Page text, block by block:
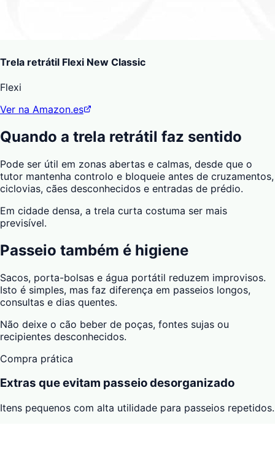
Trela retrátil Flexi New Classic
Flexi
Ver na Amazon.es
Quando a trela retrátil faz sentido
Pode ser útil em zonas abertas e calmas, desde que o
tutor mantenha controlo e bloqueie antes de cruzamentos,
ciclovias, cães desconhecidos e entradas de prédio.
Em cidade densa, a trela curta costuma ser mais
previsível.
Passeio também é higiene
Sacos, porta-bolsas e água portátil reduzem improvisos.
Isto é simples, mas faz diferença em passeios longos,
consultas e dias quentes.
Não deixe o cão beber de poças, fontes sujas ou
recipientes desconhecidos.
Compra prática
Extras que evitam passeio desorganizado
Itens pequenos com alta utilidade para passeios repetidos.